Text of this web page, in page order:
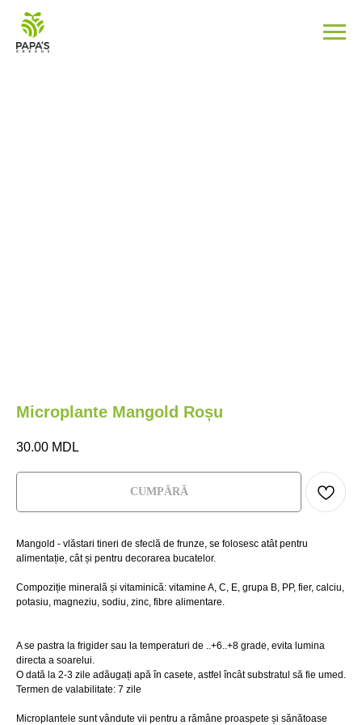
Microplante Mangold Roșu
30.00 MDL
СUMPĂRĂ
Mangold - vlăstari tineri de sfeclă de frunze, se folosesc atât pentru
alimentație, cât și pentru decorarea bucatelor.
Compoziție minerală și vitaminică: vitamine A, C, E, grupa B, PP, fier, calciu,
potasiu, magneziu, sodiu, zinc, fibre alimentare.
A se pastra la frigider sau la temperaturi de ..+6..+8 grade, evita lumina
directa a soarelui.
O dată la 2-3 zile adăugați apă în casete, astfel încât substratul să fie umed.
Termen de valabilitate: 7 zile
Microplantele sunt vândute vii pentru a rămâne proaspete și sănătoase
Главная
Магазин
Где купить?
HoReCa
Главная
Магазин
Где купить?
HoReCa